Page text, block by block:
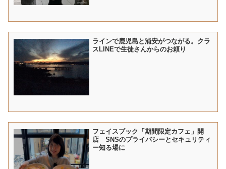
ラインで鹿児島と浦安がつながる。クラ
スLINEで生徒さんからのお頼り
フェイスブック「期間限定カフェ」開
店 SNSのプライバシーとセキュリティ
ー知る場に